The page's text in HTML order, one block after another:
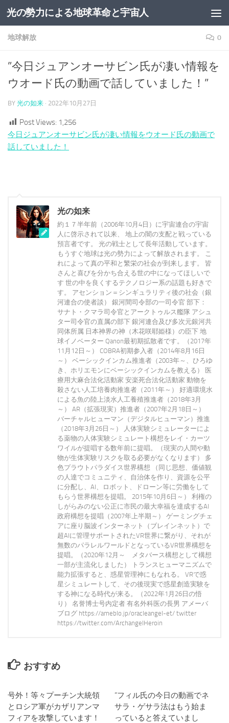
コンテンツへスキップ
光の勢力による地球革命と宇宙人
地球解放 0
”今日ジュアンオーサビン氏が凄い情報を
ウオード氏の動画で話していました！”
BY 光の如来 · 2022年10月27日
Post Views: 1,256
今日ジュアンオーサビン氏が凄い情報をウオード氏の動画で
話していました！
光の如来
約１７半年前（2006年10月4日）に宇宙連合の宇宙
人に啓示されて以来、 地上の闇の支配と戦っている
預言者です。 光の戦士として長年活動しています。
もうすぐ地球は光の勢力によって解放されます。 こ
れによって真の平和と繁栄の社会が到来します。 皆
さんと喜びを分かち合える世の中になってほしいで
す 世の中を良くするテクノロジー系の話題も好きで
す。 アセンション＝シンギュラリティ後の社会（銀
河連合の使者談） 銀河間司令部の一司令官 部下：
サナト・クマラ司令官とアークトゥルス艦隊 アシュ
ター司令官の直属の部下 銀河連合及び多次元銀河共
同体所属 日本神界の神（木花咲耶姫様）の臣下 地
球イノベーター Qanon最初期拡散者です。（2017年
11月12日～） COBRA初期参入者（2014年8月16日
～） ベーシックインカム推進者（2003年～、ひろゆ
き、ホリエモンにベーシックインカムを教える） 医
療用大麻合法化活動家 安楽死合法化活動家 動物を
殺さない人工培養肉推進者（2011年～） 好適環境水
による魚の陸上淡水人工養殖推進者（2018年3月
～） AR（拡張現実）推進者（2007年2月18日～）
バーチャルヒューマン（デジタルヒューマン）推進
（2018年3月26日～） 人体実験シミュレーターによ
る薬物の人体実験シミュレート構想をレイ・カーツ
ワイルが提唱する数年前に提唱。（現実の人間や動
物が生体実験リスクを取る必要がなくなります） 多
色プラウトパラダイス世界構想 （同じ思想、価値観
の人達でコミュニティ、自治体を作り、資源を公平
に分配し、AI、ロボット、ドローン等に労働をして
もらう世界構想を提唱。 2015年10月6日～） 利権の
しがらみのない公正に市民の最大幸福を達成するAI
政府構想を提唱（2007年上半期～） ゲーミングチェ
アに座り脳波インターネット（ブレインネット）で
超AIに管理サポートされたVR世界に繋がり、それが
無数のパラレルワールドとなっているVR世界構想を
提唱。（2020年12月～ メタバース構想として構想
一部が主流化しました） トランスヒューマニズムで
能力拡張すると、惑星管理神にもなれる。 VRで惑
星シミュレートして、その後現実で惑星創造実験を
する神になる時代が来る。（2022年1月26日の悟
り） 名誉博士号内定者 有名外科医の長男 アメーバ
ブログ https://ameblo.jp/oracleangel-et/ twitter
https://twitter.com/ArchangelHeroin
おすすめ
号外！等々プーチン大統領
とロシア軍がカザリアンマ
フィアを攻撃しています！
”フィル氏の今日の動画でネ
サラ・ゲサラ法はもう始ま
っていると答えていまし